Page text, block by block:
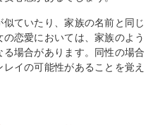
ていたり、家族の名前と同じ
恋愛においては、家族のよう
場合があります。同性の場合
イの可能性があることを覚え